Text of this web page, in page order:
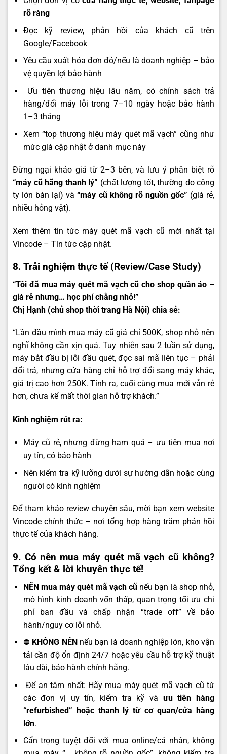
rõ ràng
Đọc kỹ review, phản hồi của khách cũ trên
Google/Facebook
Yêu cầu xuất hóa đơn đỏ/nếu là doanh nghiệp – bảo
vệ quyền lợi bảo hành
️ Ưu tiên thương hiệu lâu năm, có chính sách trả
hàng/đổi máy lỗi trong 7–10 ngày hoặc bảo hành
1–3 tháng
Xem “top thương hiệu máy quét mã vạch” cũng như
mức giá cập nhật ởdanh mục này
Đừng ngại khảo giá từ 2–3 bên, và lưu ý phân biệt rõ
“máy cũ hãng thanh lý” (chất lượng tốt, thường do công
ty lớn bán lại) và“máy cũ không rõ nguồn gốc” (giá rẻ,
nhiều hỏng vặt).
Xem thêm tin tức máy quét mã vạch cũ mới nhất tại
Vincode – Tin tức cập nhật.
8. Trải nghiệm thực tế (Review/Case Study)
“Tôi đã mua máy quét mã vạch cũ cho shop quần áo –
giá rẻ nhưng… học phí chẳng nhỏ!”
Chị Hạnh (chủ shop thời trang Hà Nội) chia sẻ:
“Lần đầu mình mua máy cũ giá chỉ 500K, shop nhỏ nên
nghĩ không cần xịn quá. Tuy nhiên sau 2 tuần sử dụng,
máy bắt đầu bị lỗi đầu quét, đọc sai mã liên tục – phải
đổi trả, nhưng cửa hàng chỉ hỗ trợ đổi sang máy khác,
giá trị cao hơn 250K. Tính ra, cuối cùng mua mới vẫn rẻ
hơn, chưa kể mất thời gian hỗ trợ khách.”
Kinh nghiệm rút ra:
Máy cũ rẻ, nhưng đừng ham quá – ưu tiên mua nơi
uy tín, có bảo hành
Nên kiểm tra kỹ lưỡng dưới sự hướng dẫn hoặc cùng
người có kinh nghiệm
Để tham khảo review chuyên sâu, mời bạn xem website
Vincode chính thức – nơi tổng hợp hàng trăm phản hồi
thực tế của khách hàng.
9. Có nên mua máy quét mã vạch cũ không?
Tổng kết & lời khuyên thực tế!
NÊN mua máy quét mã vạch cũ nếu bạn là shop nhỏ,
mô hình kinh doanh vốn thấp, quan trọng tối ưu chi
phí ban đầu và chấp nhận “trade off” về bảo
hành/nguy cơ lỗi nhỏ.
⛔ KHÔNG NÊN nếu bạn là doanh nghiệp lớn, kho vận
tải cần độ ổn định 24/7 hoặc yêu cầu hỗ trợ kỹ thuật
lâu dài, bảo hành chính hãng.
️ Để an tâm nhất: Hãy mua máy quét mã vạch cũ từ
các đơn vị uy tín, kiểm tra kỹ và ưu tiên hàng
“refurbished” hoặc thanh lý từ cơ quan/cửa hàng
lớn.
Cẩn trọng tuyệt đối với mua online/cá nhân, không